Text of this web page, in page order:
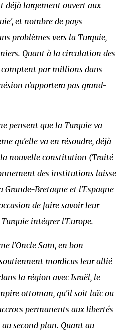
déjà largement ouvert aux
et nombre de pays
problèmes vers la Turquie,
Quant à la circulation des
comptent par millions dans
n'apportera pas grand-
pensent que la Turquie va
qu'elle va en résoudre, déjà
nouvelle constitution (Traité
des institutions laisse
Grande-Bretagne et l'Espagne
de faire savoir leur
intégrer l'Europe.
l'Oncle Sam, en bon
mordicus leur allié
la région avec Israël, le
ottoman, qu'il soit laïc ou
permanents aux libertés
second plan. Quant au